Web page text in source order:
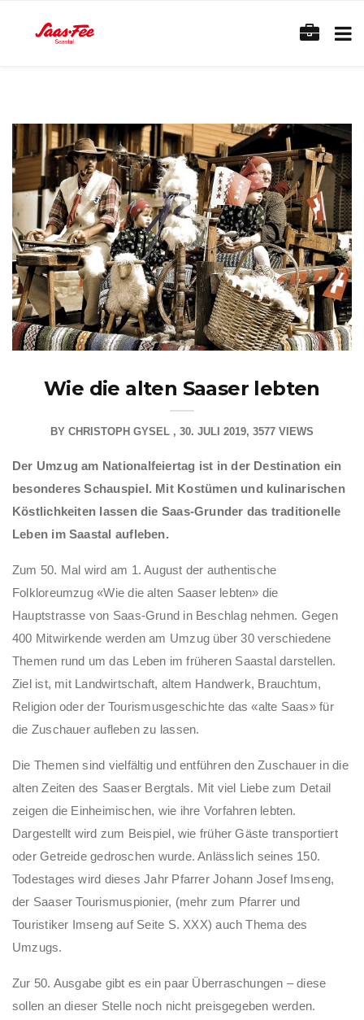
Wie die alten Saaser lebten
BY CHRISTOPH GYSEL 30. JULI 2019 3577 VIEWS
Der Umzug am Nationalfeiertag ist in der Destination ein
besonderes Schauspiel. Mit Kostümen und kulinarischen
Köstlichkeiten lassen die Saas-Grunder das traditionelle
Leben im Saastal aufleben.
Zum 50. Mal wird am 1. August der authentische
Folkloreumzug «Wie die alten Saaser lebten» die
Hauptstrasse von Saas-Grund in Beschlag nehmen. Gegen
400 Mitwirkende werden am Umzug über 30 verschiedene
Themen rund um das Leben im früheren Saastal darstellen.
Ziel ist, mit Landwirtschaft, altem Handwerk, Brauchtum,
Religion oder der Tourismusgeschichte das «alte Saas» für
die Zuschauer aufleben zu lassen.
Die Themen sind vielfältig und entführen den Zuschauer in die
alten Zeiten des Saaser Bergtals. Mit viel Liebe zum Detail
zeigen die Einheimischen, wie ihre Vorfahren lebten.
Dargestellt wird zum Beispiel, wie früher Gäste transportiert
oder Getreide gedroschen wurde. Anlässlich seines 150.
Todestages wird dieses Jahr Pfarrer Johann Josef Imseng,
der Saaser Tourismuspionier, (mehr zum Pfarrer und
Touristiker Imseng auf Seite S. XXX) auch Thema des
Umzugs.
Zur 50. Ausgabe gibt es ein paar Überraschungen – diese
sollen an dieser Stelle noch nicht preisgegeben werden.